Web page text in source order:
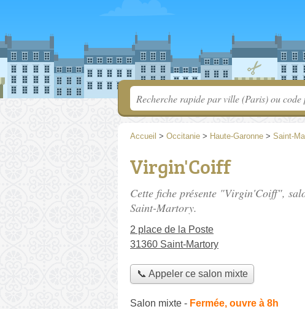
Accueil > Occitanie > Haute-Garonne > Saint-
Virgin'Coiff
Cette fiche présente "Virgin'Coiff",
Saint-Martory.
2 place de la Poste
31360 Saint-Martory
📞 Appeler ce salon mixte
Salon mixte - Fermée, ouvre à 8h